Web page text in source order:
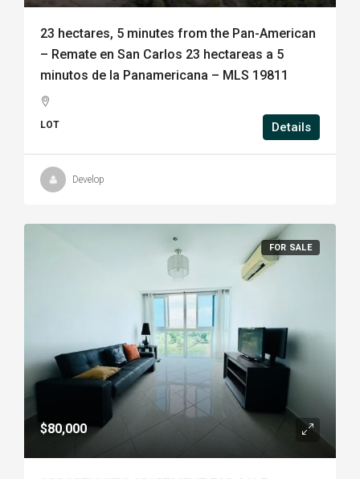
23 hectares, 5 minutes from the Pan-American
– Remate en San Carlos 23 hectareas a 5
minutos de la Panamericana – MLS 19811
LOT Details
Develop
FOR SALE
$80,000